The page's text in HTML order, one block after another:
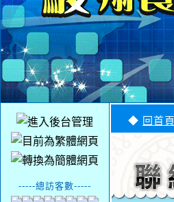
-----總訪客數-----
◆ 回首頁